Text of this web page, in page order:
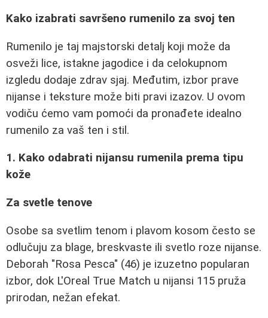
Kako izabrati savršeno rumenilo za svoj ten
Rumenilo je taj majstorski detalj koji može da
osveži lice, istakne jagodice i da celokupnom
izgledu dodaje zdrav sjaj. Međutim, izbor prave
nijanse i teksture može biti pravi izazov. U ovom
vodiču ćemo vam pomoći da pronađete idealno
rumenilo za vaš ten i stil.
1. Kako odabrati nijansu rumenila prema tipu
kože
Za svetle tenove
Osobe sa svetlim tenom i plavom kosom često se
odlučuju za blage, breskvaste ili svetlo roze nijanse.
Deborah "Rosa Pesca" (46) je izuzetno popularan
izbor, dok L'Oreal True Match u nijansi 115 pruža
prirodan, nežan efekat.